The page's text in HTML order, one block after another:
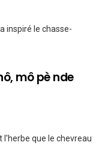
inspiré le chasse-
mô pè nde
l'herbe que le chevreau